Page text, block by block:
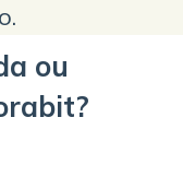
ou